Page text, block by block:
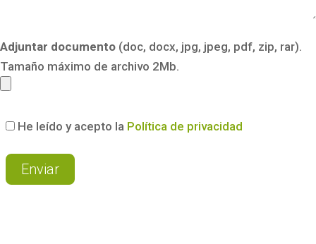
Adjuntar documento (doc, docx, jpg, jpeg, pdf, zip, rar).
Tamaño máximo de archivo 2Mb.
He leído y acepto la Política de privacidad